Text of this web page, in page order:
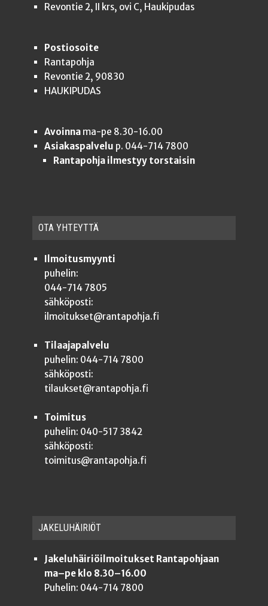
Revontie 2, II krs, ovi C, Haukipudas
Postiosoite
Rantapohja
Revontie 2, 90830
HAUKIPUDAS
Avoinnama-pe 8.30-16.00
Asiakaspalvelu p. 044-714 7800
Rantapohja ilmestyy torstaisin
OTA YHTEYT­TÄ
Ilmoitusmyynti
puhelin:
044-714 7805
sähköposti:
ilmoitukset@rantapohja.fi
Tilaajapalvelu
puhelin: 044-714 7800
sähköposti:
tilaukset@rantapohja.fi
Toimitus
puhelin: 040-517 3842
sähköposti:
toimitus@rantapohja.fi
JAKE­LU­HÄI­RIÖT
Jakeluhäiriöilmoitukset Rantapohjaan
ma–pe klo 8.30–16.00
Puhelin: 044-714 7800